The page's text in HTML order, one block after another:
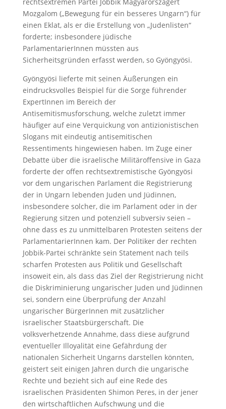
Mozgalom („Bewegung für ein besseres Ungarn“) für
einen Eklat, als er die Erstellung von „Judenlisten“
forderte; insbesondere jüdische
ParlamentarierInnen müssten aus
Sicherheitsgründen erfasst werden, so Gyöngyösi.
Gyöngyösi lieferte mit seinen Äußerungen ein
eindrucksvolles Beispiel für die Sorge führender
ExpertInnen im Bereich der
Antisemitismusforschung, welche zuletzt immer
häufiger auf eine Verquickung von antizionistischen
Slogans mit eindeutig antisemitischen
Ressentiments hingewiesen haben. Im Zuge einer
Debatte über die israelische Militäroffensive in Gaza
forderte der offen rechtsextremistische Gyöngyösi
vor dem ungarischen Parlament die Registrierung
der in Ungarn lebenden Juden und Jüdinnen,
insbesondere solcher, die im Parlament oder in der
Regierung sitzen und potenziell subversiv seien –
ohne dass es zu unmittelbaren Protesten seitens der
ParlamentarierInnen kam. Der Politiker der rechten
Jobbik-Partei schränkte sein Statement nach teils
scharfen Protesten aus Politik und Gesellschaft
insoweit ein, als dass das Ziel der Registrierung nicht
die Diskriminierung ungarischer Juden und Jüdinnen
sei, sondern eine Überprüfung der Anzahl
ungarischer BürgerInnen mit zusätzlicher
israelischer Staatsbürgerschaft. Die
volksverhetzende Annahme, dass diese aufgrund
eventueller Illoyalität eine Gefährdung der
nationalen Sicherheit Ungarns darstellen könnten,
geistert seit einigen Jahren durch die ungarische
Rechte und bezieht sich auf eine Rede des
israelischen Präsidenten Shimon Peres, in der jener
den wirtschaftlichen Aufschwung und die